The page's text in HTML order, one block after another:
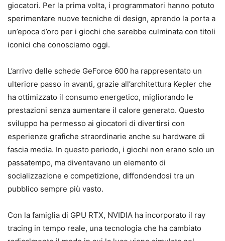
giocatori. Per la prima volta, i programmatori hanno potuto
sperimentare nuove tecniche di design, aprendo la porta a
un’epoca d’oro per i giochi che sarebbe culminata con titoli
iconici che conosciamo oggi.
L’arrivo delle schede GeForce 600 ha rappresentato un
ulteriore passo in avanti, grazie all’architettura Kepler che
ha ottimizzato il consumo energetico, migliorando le
prestazioni senza aumentare il calore generato. Questo
sviluppo ha permesso ai giocatori di divertirsi con
esperienze grafiche straordinarie anche su hardware di
fascia media. In questo periodo, i giochi non erano solo un
passatempo, ma diventavano un elemento di
socializzazione e competizione, diffondendosi tra un
pubblico sempre più vasto.
Con la famiglia di GPU RTX, NVIDIA ha incorporato il ray
tracing in tempo reale, una tecnologia che ha cambiato